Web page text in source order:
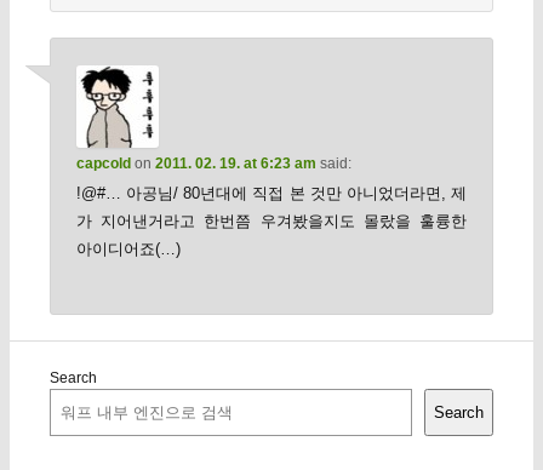
capcoldon 2011. 02. 19. at 6:23 am said:
!@#… 아공님/ 80년대에 직접 본 것만 아니었더라면, 제
가 지어낸거라고 한번쯤 우겨봤을지도 몰랐을 훌륭한
아이디어죠(…)
Search
Search